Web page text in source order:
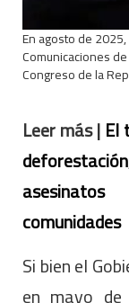
En agosto de
Comunicaciones
Congreso de la
Leer más |El
comunidades
Si bien el
en mayo